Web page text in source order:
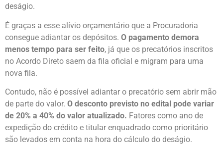
deságio.
É graças a esse alívio orçamentário que a Procuradoria
consegue adiantar os depósitos. O pagamento demora
menos tempo para ser feito, já que os precatórios inscritos
no Acordo Direto saem da fila oficial e migram para uma
nova fila.
Contudo, não é possível adiantar o precatório sem abrir mão
de parte do valor. O desconto previsto no edital pode variar
de 20% a 40% do valor atualizado. Fatores como ano de
expedição do crédito e titular enquadrado como prioritário
são levados em conta na hora do cálculo do deságio.